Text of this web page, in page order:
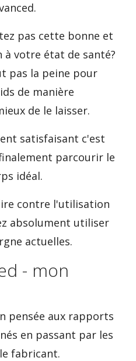
pas cette bonne et
votre état de santé?
pas la peine pour
de manière
de le laisser.
satisfaisant c'est
parcourir le
idéal.
contre l'utilisation
absolument utiliser
actuelles.
- mon
pensée aux rapports
en passant par les
fabricant.